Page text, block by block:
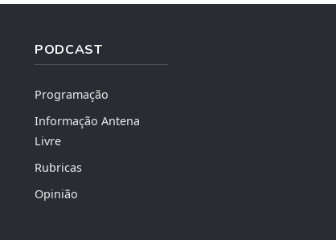
PODCAST
Programação
Informação Antena
Livre
Rubricas
Opinião